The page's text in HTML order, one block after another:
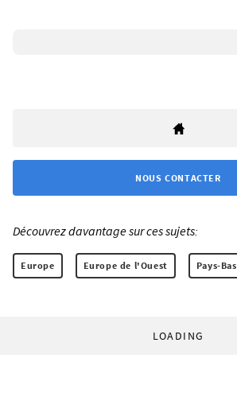
NOUS CONTACTER
Découvrez davantage sur ces sujets:
Europe Europe de l'Ouest Pays-Bas
LOADING